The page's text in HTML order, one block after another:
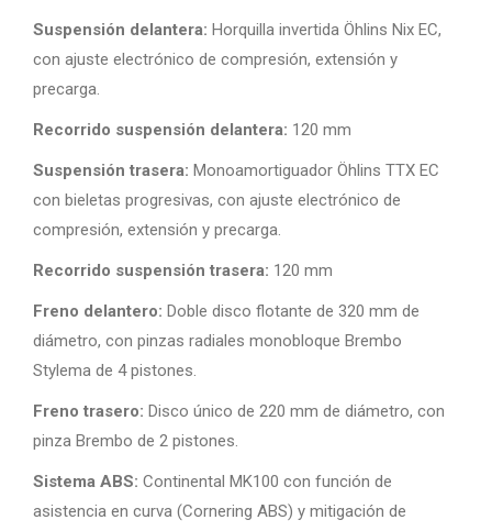
Suspensión delantera: Horquilla invertida Öhlins Nix EC,
con ajuste electrónico de compresión, extensión y
precarga.
Recorrido suspensión delantera: 120 mm
Suspensión trasera: Monoamortiguador Öhlins TTX EC
con bieletas progresivas, con ajuste electrónico de
compresión, extensión y precarga.
Recorrido suspensión trasera: 120 mm
Freno delantero: Doble disco flotante de 320 mm de
diámetro, con pinzas radiales monobloque Brembo
Stylema de 4 pistones.
Freno trasero: Disco único de 220 mm de diámetro, con
pinza Brembo de 2 pistones.
Sistema ABS: Continental MK100 con función de
asistencia en curva (Cornering ABS) y mitigación de